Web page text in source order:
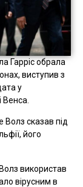
Гарріс обрала
виступив з
у
Волз сказав під
його
використав
вірусним в